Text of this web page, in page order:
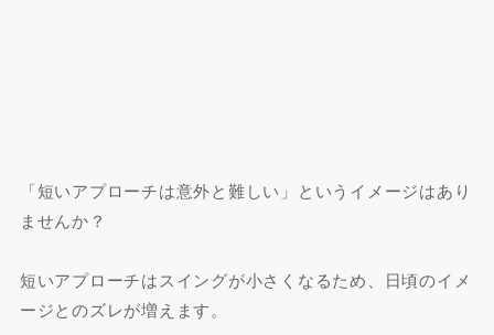
「短いアプローチは意外と難しい」というイメージはあり
ませんか？
短いアプローチはスイングが小さくなるため、日頃のイメ
ージとのズレが増えます。